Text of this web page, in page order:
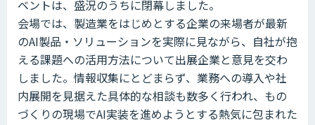
ベントは、盛況のうちに閉幕しました。
会場では、製造業をはじめとする企業の来場者が最新
のAI製品・ソリューションを実際に見ながら、自社が抱
える課題への活用方法について出展企業と意見を交わ
しました。情報収集にとどまらず、業務への導入や社
内展開を見据えた具体的な相談も数多く行われ、もの
づくりの現場でAI実装を進めようとする熱気に包まれた